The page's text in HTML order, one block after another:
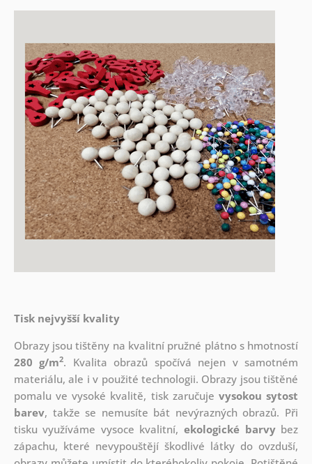
Tisk nejvyšší kvality
Obrazy jsou tištěny na kvalitní pružné plátno s hmotností
280 g/m2. Kvalita obrazů spočívá nejen v samotném
materiálu, ale i v použité technologii. Obrazy jsou tištěné
pomalu ve vysoké kvalitě, tisk zaručuje vysokou sytost
barev, takže se nemusíte bát nevýrazných obrazů. Při
tisku využíváme vysoce kvalitní,ekologické barvybez
zápachu, které nevypouštějí škodlivé látky do ovzduší,